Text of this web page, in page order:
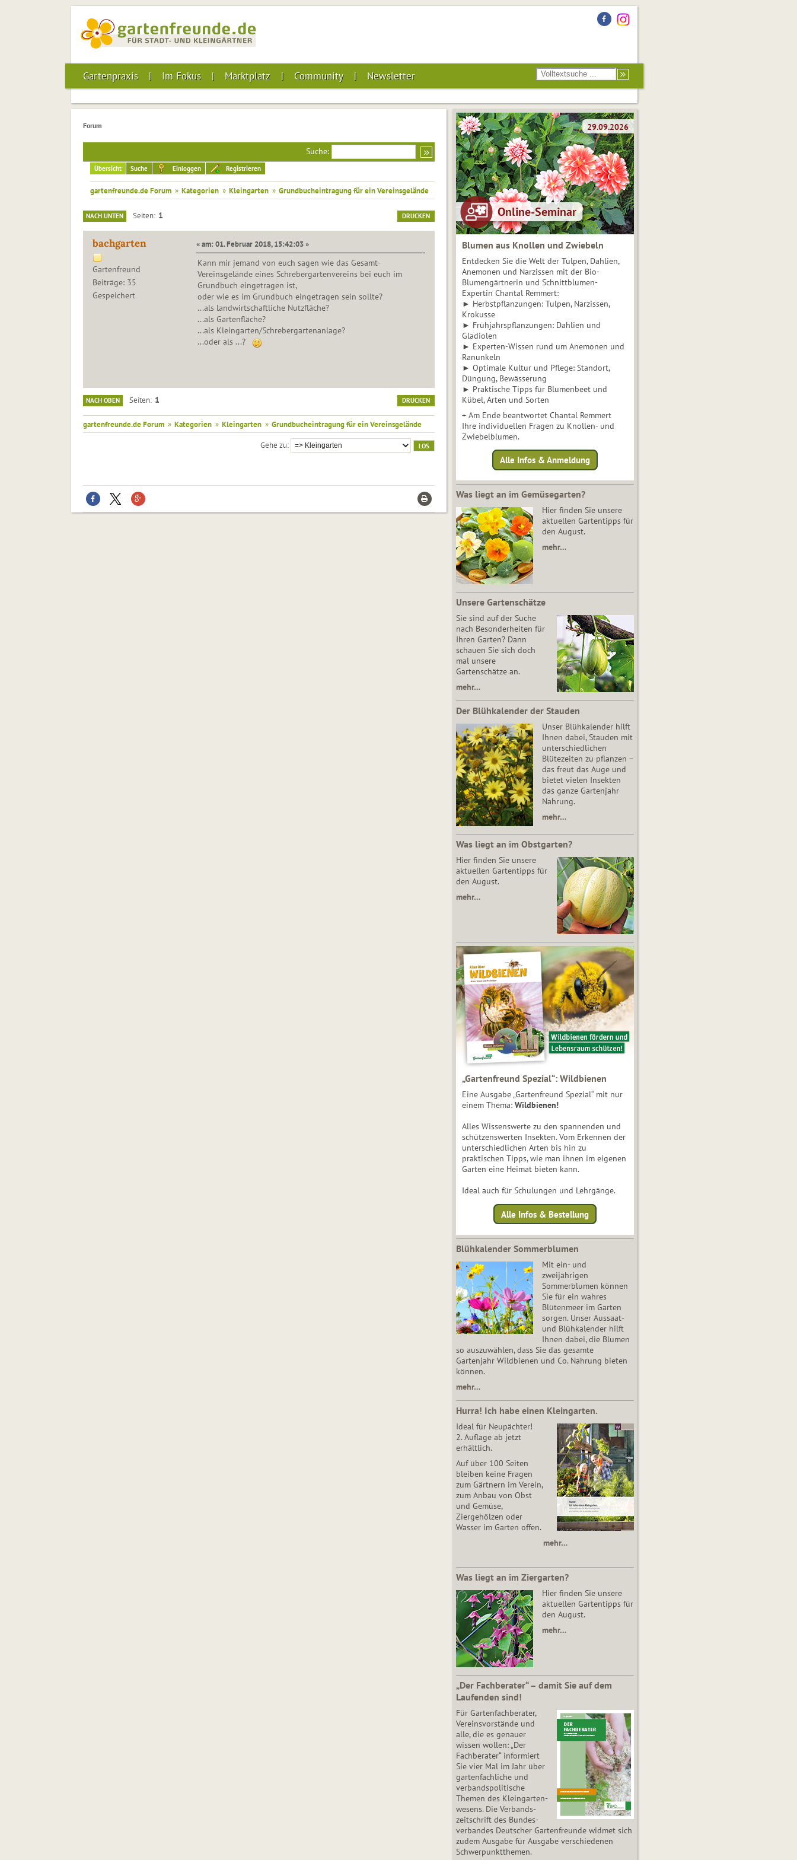
Gartenpraxis Im Fokus Marktplatz Community Newsletter
Forum
Suche:
Übersicht Suche Einloggen Registrieren
gartenfreunde.de Forum » Kategorien » Kleingarten » Grundbucheintragung für ein Vereinsgelände
DRUCKEN
NACH UNTEN Seiten 1
bachgarten
Gartenfreund
Beiträge: 35
Gespeichert
« am: 01. Februar 2018, 15:42:03 »
Kann mir jemand von euch sagen wie das Gesamt-
Vereinsgelände eines Schrebergartenvereins bei euch im
Grundbuch eingetragen ist,
oder wie es im Grundbuch eingetragen sein sollte?
...als landwirtschaftliche Nutzfläche?
...als Gartenfläche?
...als Kleingarten/Schrebergartenanlage?
...oder als ...?
DRUCKEN
NACH OBEN Seiten 1
gartenfreunde.de Forum » Kategorien » Kleingarten » Grundbucheintragung für ein Vereinsgelände
Gehe zu
Blumen aus Knollen und Zwiebeln
Entdecken Sie die Welt der Tulpen, Dahlien,
Anemonen und Narzissen mit der Bio-
Blumengärtnerin und Schnittblumen-
Expertin Chantal Remmert:
► Herbstpflanzungen: Tulpen, Narzissen,
Krokusse
► Frühjahrspflanzungen: Dahlien und
Gladiolen
► Experten-Wissen rund um Anemonen und
Ranunkeln
► Optimale Kultur und Pflege: Standort,
Düngung, Bewässerung
► Praktische Tipps für Blumenbeet und
Kübel, Arten und Sorten
+ Am Ende beantwortet Chantal Remmert
Ihre individuellen Fragen zu Knollen- und
Zwiebelblumen.
Alle Infos & Anmeldung
Was liegt an im Gemüsegarten?
Hier finden Sie unsere
aktuellen Gartentipps für
den August.
mehr…
Unsere Gartenschätze
Sie sind auf der Suche
nach Besonderheiten für
Ihren Garten? Dann
schauen Sie sich doch
mal unsere
Gartenschätze an.
mehr…
Der Blühkalender der Stauden
Unser Blühkalender hilft
Ihnen dabei, Stauden mit
unterschiedlichen
Blütezeiten zu pflanzen –
das freut das Auge und
bietet vielen Insekten
das ganze Gartenjahr
Nahrung.
mehr…
Was liegt an im Obstgarten?
Hier finden Sie unsere
aktuellen Gartentipps für
den August.
mehr…
„Gartenfreund Spezial“: Wildbienen
Eine Ausgabe „Gartenfreund Spezial“ mit nur
einem Thema: Wildbienen!
Alles Wissenswerte zu den spannenden und
schützenswerten Insekten. Vom Erkennen der
unterschiedlichen Arten bis hin zu
praktischen Tipps, wie man ihnen im eigenen
Garten eine Heimat bieten kann.
Ideal auch für Schulungen und Lehrgänge.
Alle Infos & Bestellung
Blühkalender Sommerblumen
Mit ein- und
zweijährigen
Sommerblumen können
Sie für ein wahres
Blütenmeer im Garten
sorgen. Unser Aussaat-
und Blühkalender hilft
Ihnen dabei, die Blumen
so auszuwählen, dass Sie das gesamte
Gartenjahr Wildbienen und Co. Nahrung bieten
können.
mehr…
Hurra! Ich habe einen Kleingarten.
Ideal für Neupächter!
2. Auflage ab jetzt
erhältlich.
Auf über 100 Seiten
bleiben keine Fragen
zum Gärtnern im Verein,
zum Anbau von Obst
und Gemüse,
Ziergehölzen oder
Wasser im Garten offen.
mehr…
Was liegt an im Ziergarten?
Hier finden Sie unsere
aktuellen Gartentipps für
den August.
mehr…
„Der Fachberater“ – damit Sie auf dem
Laufenden sind!
Für Gartenfachberater,
Vereinsvorstände und
alle, die es genauer
wissen wollen: „Der
Fachberater“ informiert
Sie vier Mal im Jahr über
gartenfachliche und
verbandspolitische
Themen des Klein­gar­ten­
wesens. Die Ver­bands­
zeit­schrift des Bun­des­
ver­ban­des Deutscher Gartenfreunde widmet sich
zudem Ausgabe für Ausgabe verschiedenen
Schwer­punkt­the­men.